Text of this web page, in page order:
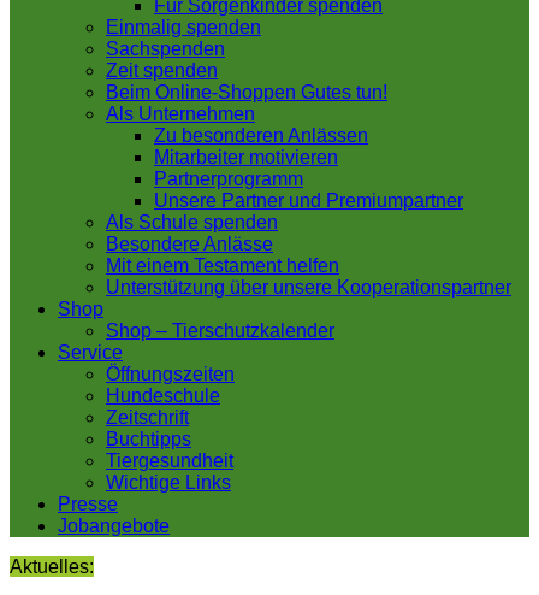
Für Sorgenkinder spenden
Einmalig spenden
Sachspenden
Zeit spenden
Beim Online-Shoppen Gutes tun!
Als Unternehmen
Zu besonderen Anlässen
Mitarbeiter motivieren
Partnerprogramm
Unsere Partner und Premiumpartner
Als Schule spenden
Besondere Anlässe
Mit einem Testament helfen
Unterstützung über unsere Kooperationspartner
Shop
Shop – Tierschutzkalender
Service
Öffnungszeiten
Hundeschule
Zeitschrift
Buchtipps
Tiergesundheit
Wichtige Links
Presse
Jobangebote
Aktuelles: